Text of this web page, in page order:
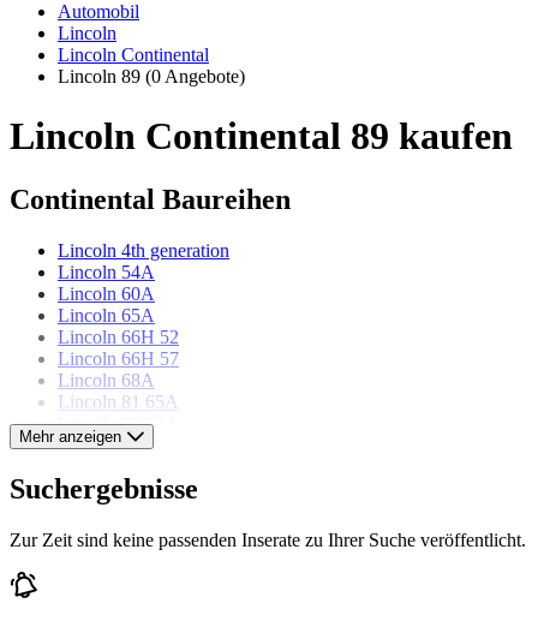
Automobil
Lincoln
Lincoln Continental
Lincoln 89 (0 Angebote)
Lincoln Continental 89 kaufen
Continental Baureihen
Lincoln 4th generation
Lincoln 54A
Lincoln 60A
Lincoln 65A
Lincoln 66H 52
Lincoln 66H 57
Lincoln 68A
Lincoln 81 65A
Lincoln 82 53A
Lincoln 82 53A
Lincoln 89 65A
Lincoln 89 65 A
Lincoln Mark IV
Lincoln Mark V
Mehr anzeigen
Suchergebnisse
Zur Zeit sind keine passenden Inserate zu Ihrer Suche veröffentlicht.